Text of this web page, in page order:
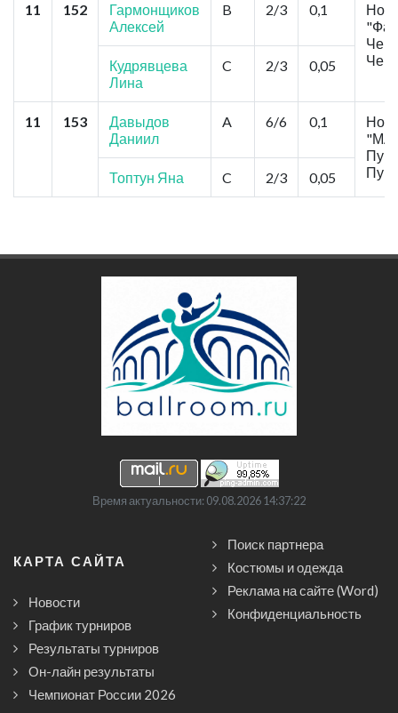
11 152
Гармонщиков
Алексей
B 2/3 0,1
Кудрявцева
Лина
C 2/3 0,05
11 153
Давыдов
Даниил
A 6/6 0,1
Топтун Яна C 2/3 0,05
Время актуальности: 09.08.2026 14:37:22
КАРТА САЙТА
Новости
График турниров
Результаты турниров
Он-лайн результаты
Чемпионат России 2026
Поиск партнера
Костюмы и одежда
Реклама на сайте (Word)
Конфиденциальность